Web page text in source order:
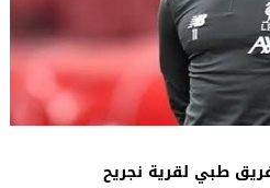
طبي لقرية نجريح